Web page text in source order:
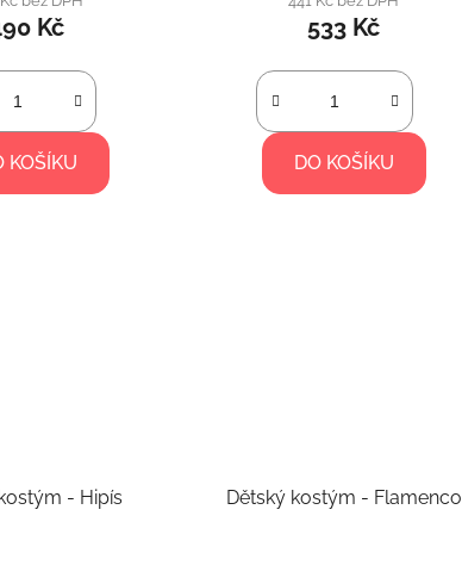
Kč
KOŠÍKU
533 Kč
DO KOŠÍKU
- Hipís Dětský kostým - Flamenco